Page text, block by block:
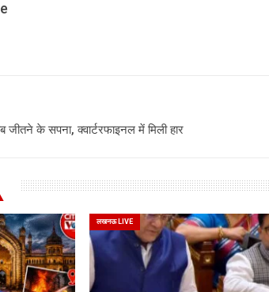
के सपना, क्वार्टरफाइनल में मिली हार
लखनऊ LIVE